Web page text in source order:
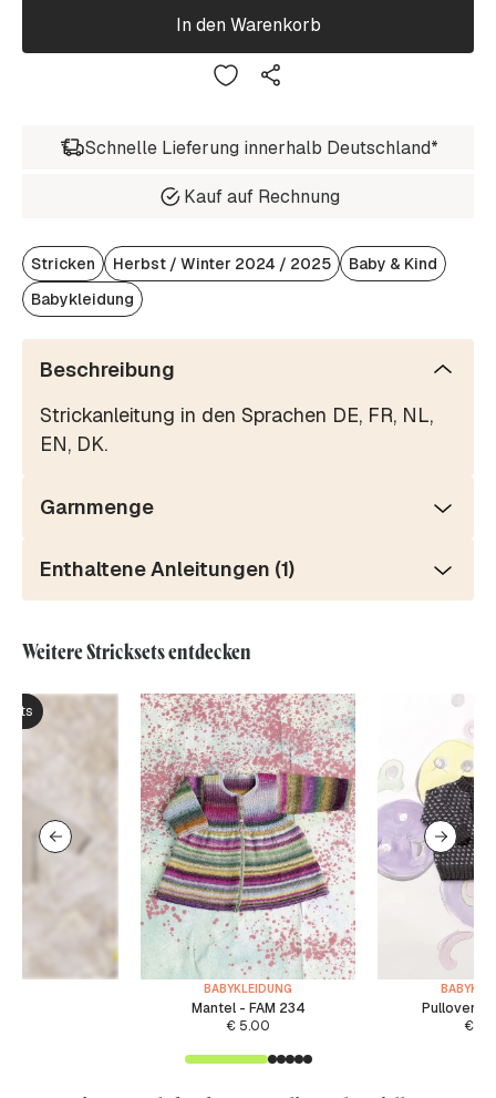
In den Warenkorb
Schnelle Lieferung innerhalb Deutschland*
Kauf auf Rechnung
Stricken Herbst / Winter 2024 / 2025
Baby & Kind
Babykleidung
Beschreibung
Strickanleitung in den Sprachen DE, FR, NL,
EN, DK.
Garnmenge
Enthaltene Anleitungen (1)
Weitere Stricksets entdecken
BABYKLEIDUNG
Mantel - FAM 234
€ 5.00
Pullover -
€